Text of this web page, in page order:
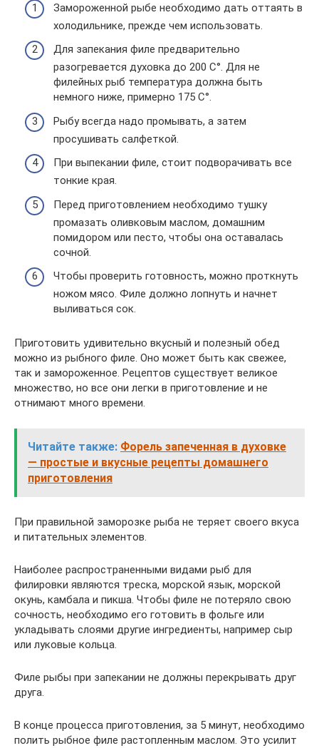
Замороженной рыбе необходимо дать оттаять в
холодильнике, прежде чем использовать.
Для запекания филе предварительно
разогревается духовка до 200 С°. Для не
филейных рыб температура должна быть
немного ниже, примерно 175 С°.
Рыбу всегда надо промывать, а затем
просушивать салфеткой.
При выпекании филе, стоит подворачивать все
тонкие края.
Перед приготовлением необходимо тушку
промазать оливковым маслом, домашним
помидором или песто, чтобы она оставалась
сочной.
Чтобы проверить готовность, можно проткнуть
ножом мясо. Филе должно лопнуть и начнет
выливаться сок.
Приготовить удивительно вкусный и полезный обед
можно из рыбного филе. Оно может быть как свежее,
так и замороженное. Рецептов существует великое
множество, но все они легки в приготовление и не
отнимают много времени.
Читайте также: Форель запеченная в духовке
— простые и вкусные рецепты домашнего
приготовления
При правильной заморозке рыба не теряет своего вкуса
и питательных элементов.
Наиболее распространенными видами рыб для
филировки являются треска, морской язык, морской
окунь, камбала и пикша. Чтобы филе не потеряло свою
сочность, необходимо его готовить в фольге или
укладывать слоями другие ингредиенты, например сыр
или луковые кольца.
Филе рыбы при запекании не должны перекрывать друг
друга.
В конце процесса приготовления, за 5 минут, необходимо
полить рыбное филе растопленным маслом. Это усилит